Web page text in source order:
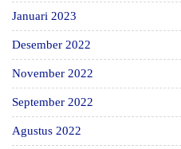
Januari 2023
Desember 2022
November 2022
September 2022
Agustus 2022